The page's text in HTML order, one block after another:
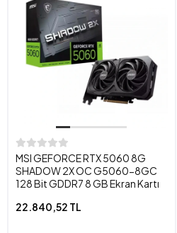
MSI GEFORCE RTX 5060 8G
SHADOW 2X OC G5060-8GC
128 Bit GDDR7 8 GB Ekran Kartı
22.840,52 TL